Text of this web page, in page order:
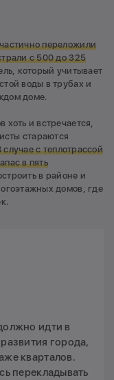
переложили
с 500 до 325
который учитывает
воды в трубах и
доме.
хоть и встречается,
стараются
случае с теплотрассой
в пять
в районе и
домов, где
идти в
города,
кварталов.
перекладывать